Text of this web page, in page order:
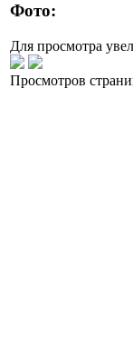
Фото:
Для просмотра
Просмотров